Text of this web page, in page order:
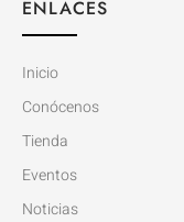
ENLACES
Inicio
Conócenos
Tienda
Eventos
Noticias